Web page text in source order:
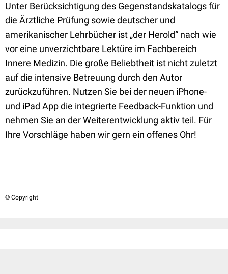
Unter Berücksichtigung des Gegenstandskatalogs für
die Ärztliche Prüfung sowie deutscher und
amerikanischer Lehrbücher ist „der Herold“ nach wie
vor eine unverzichtbare Lektüre im Fachbereich
Innere Medizin. Die große Beliebtheit ist nicht zuletzt
auf die intensive Betreuung durch den Autor
zurückzuführen. Nutzen Sie bei der neuen iPhone-
und iPad App die integrierte Feedback-Funktion und
nehmen Sie an der Weiterentwicklung aktiv teil. Für
Ihre Vorschläge haben wir gern ein offenes Ohr!
© Copyright